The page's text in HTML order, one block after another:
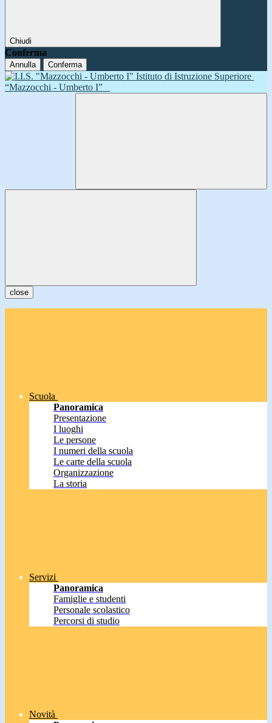
Chiudi
Conferma
Annulla Conferma
Istituto di Istruzione Superiore
“Mazzocchi - Umberto I”
close
Scuola
Panoramica
Presentazione
I luoghi
Le persone
I numeri della scuola
Le carte della scuola
Organizzazione
La storia
Servizi
Panoramica
Famiglie e studenti
Personale scolastico
Percorsi di studio
Novità